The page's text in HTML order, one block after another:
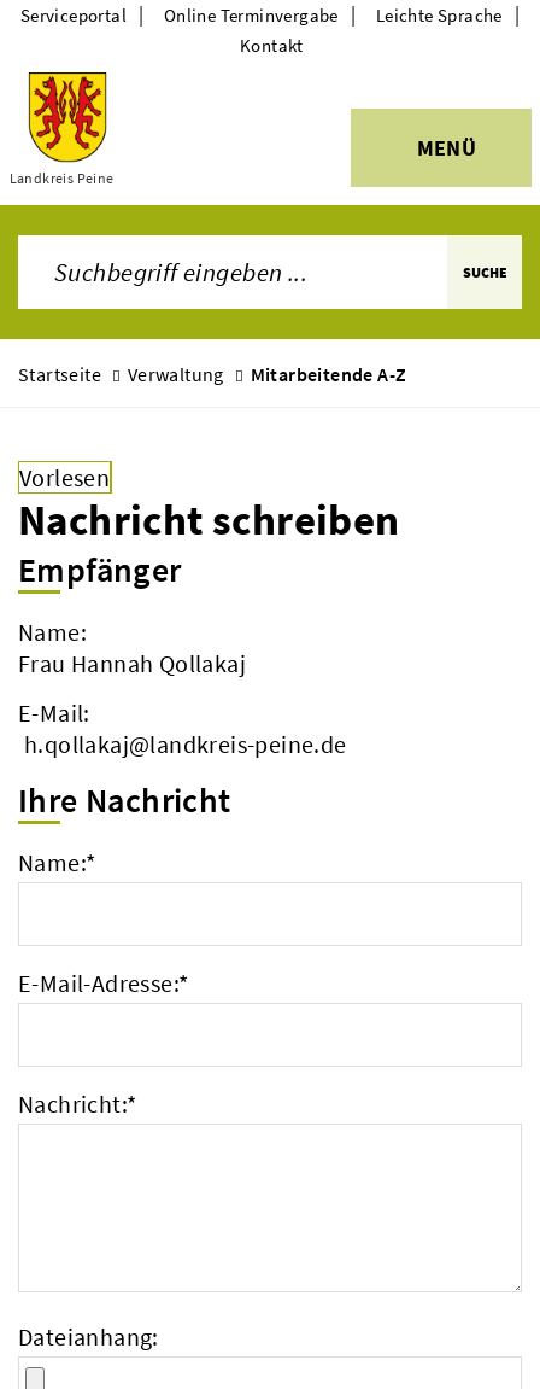
Themen
Landkreis Peine
MENÜ
Serviceportal | Online Terminvergabe | Leichte Sprache |
Kontakt
SUCHE
Startseite Verwaltung Mitarbeitende A-Z
Vorlesen
Nachricht schreiben
Empfänger
Name:
Frau Hannah Qollakaj
E-Mail:
h.qollakaj@landkreis-peine.de
Ihre Nachricht
Name:*
E-Mail-Adresse:*
Nachricht:*
Dateianhang: